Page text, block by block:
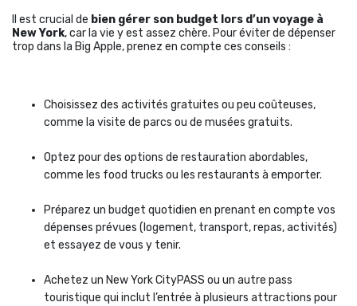
Il est crucial de bien gérer son budget lors d’un voyage à
New York, car la vie y est assez chère. Pour éviter de dépenser
trop dans la Big Apple, prenez en compte ces conseils :
Choisissez des activités gratuites ou peu coûteuses,
comme la visite de parcs ou de musées gratuits.
Optez pour des options de restauration abordables,
comme les food trucks ou les restaurants à emporter.
Préparez un budget quotidien en prenant en compte vos
dépenses prévues (logement, transport, repas, activités)
et essayez de vous y tenir.
Achetez un New York CityPASS ou un autre pass
touristique qui inclut l’entrée à plusieurs attractions pour